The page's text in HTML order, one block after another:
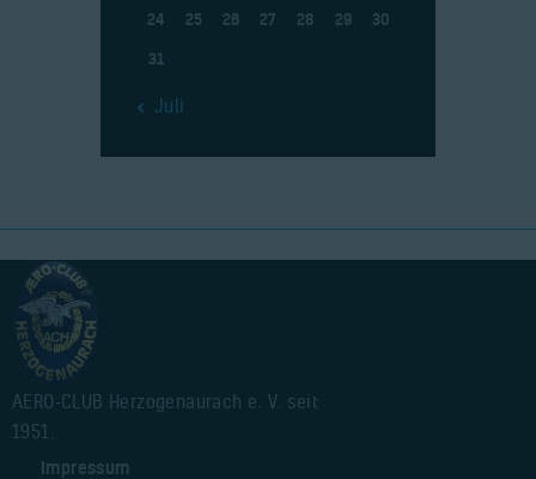
24
25 26 27 28 29
30
31
« Juli
AERO-CLUB Herzogenaurach e. V. seit
1951.
Impressum